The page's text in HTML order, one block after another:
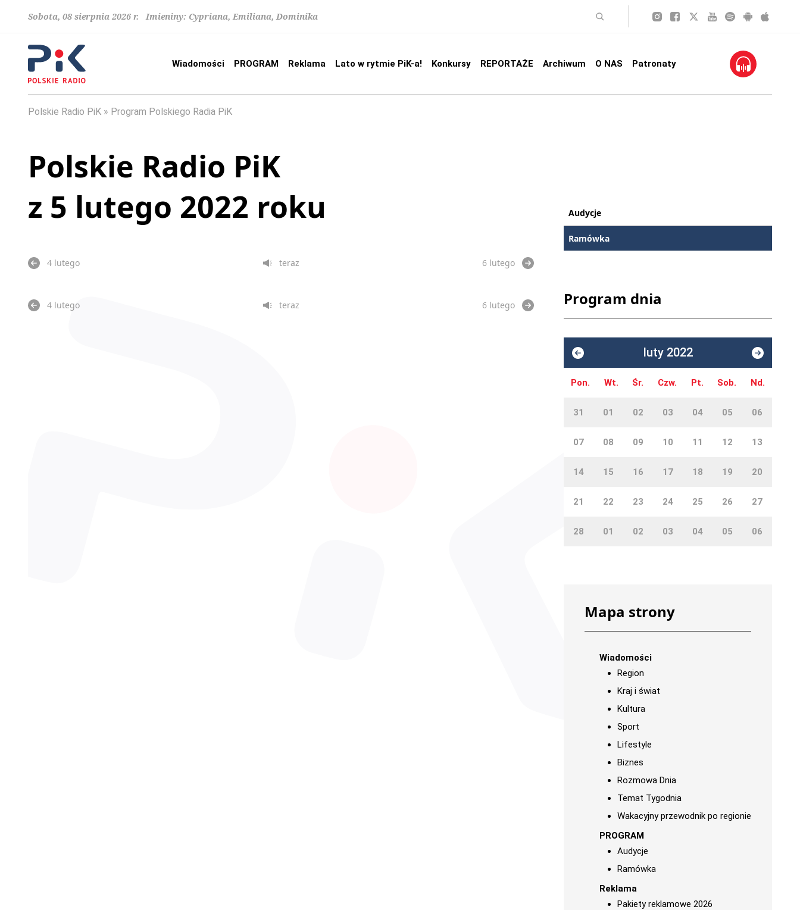
Sobota, 08 sierpnia 2026 r. Imieniny: Cypriana, Emiliana, Dominika
Wiadomości PROGRAM Reklama Lato w rytmie PiK-a! Konkursy REPORTAŻE Archiwum O NAS Patronaty
Polskie Radio PiK Program Polskiego Radia PiK
Polskie Radio PiK
z 5 lutego 2022 roku
4 lutego teraz 6 lutego
4 lutego teraz 6 lutego
Audycje
Ramówka
Program dnia
luty 2022
Pon. Wt. Śr. Czw. Pt. Sob. Nd.
31 01 02 03 04 05 06
07 08 09 10 11 12 13
14 15 16 17 18 19 20
21 22 23 24 25 26 27
28 01 02 03 04 05 06
Mapa strony
Wiadomości
Region
Kraj i świat
Kultura
Sport
Lifestyle
Biznes
Rozmowa Dnia
Temat Tygodnia
Wakacyjny przewodnik po regionie
PROGRAM
Audycje
Ramówka
Reklama
Pakiety reklamowe 2026